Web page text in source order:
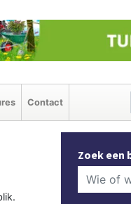
Contact
Zoek een